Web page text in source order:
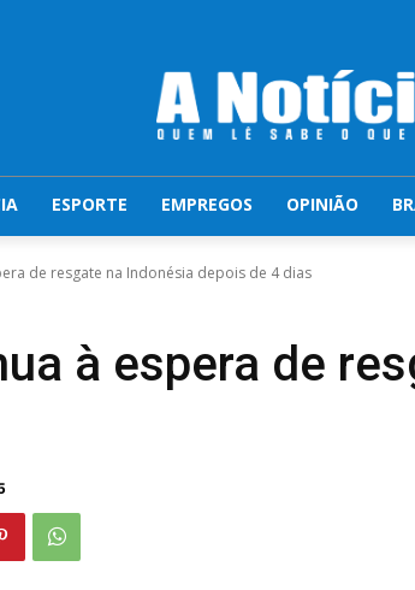
ESPORTE EMPREGOS OPINIÃO
de resgate na Indonésia depois de 4 dias
à espera de